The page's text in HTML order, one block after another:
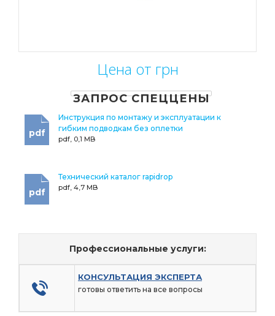
Цена от грн
ЗАПРОС СПЕЦЦЕНЫ
Инструкция по монтажу и эксплуатации к
гибким подводкам без оплетки
pdf, 0,1 MB
pdf
Технический каталог rapidrop
pdf, 4,7 MB
pdf
Профессиональные услуги:
КОНСУЛЬТАЦИЯ ЭКСПЕРТА
готовы ответить на все вопросы